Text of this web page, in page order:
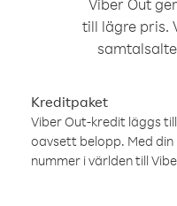
Viber Out
till lägre pris.
Kreditpaket
Viber Out-kredit läggs
oavsett belopp. Med
nummer i världen till